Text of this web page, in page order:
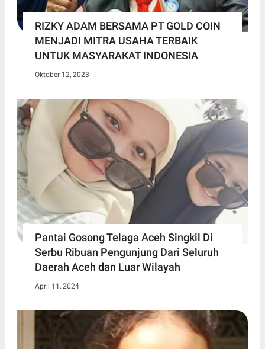
RIZKY ADAM BERSAMA PT GOLD COIN
MENJADI MITRA USAHA TERBAIK
UNTUK MASYARAKAT INDONESIA
Oktober 12, 2023
Pantai Gosong Telaga Aceh Singkil Di
Serbu Ribuan Pengunjung Dari Seluruh
Daerah Aceh dan Luar Wilayah
April 11, 2024